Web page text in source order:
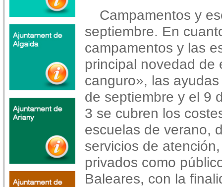
Campamentos y
septiembre. En
campamentos y las
principal novedad de
canguro», las
de septiembre y el 9
3 se cubren los
escuelas de verano,
servicios de
privados como
Baleares, con la